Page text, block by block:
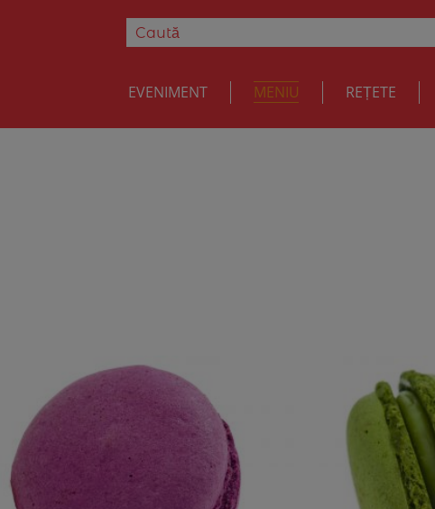
EVENIMENT MENIU REȚETE